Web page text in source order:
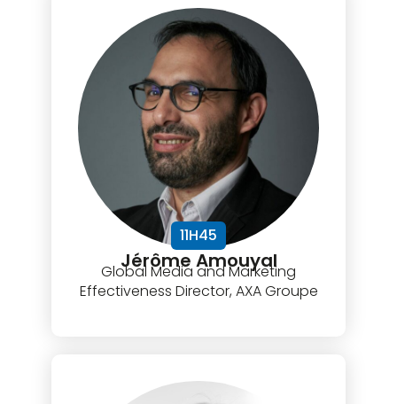
11H45
Jérôme Amouyal
Global Media and Marketing
Effectiveness Director, AXA Groupe